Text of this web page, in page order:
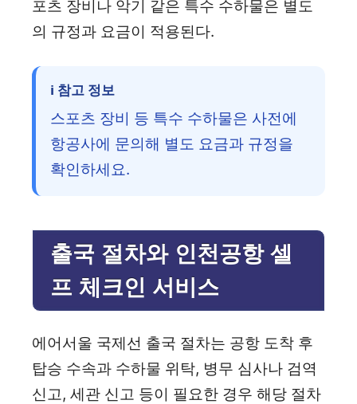
포츠 장비나 악기 같은 특수 수하물은 별도
의 규정과 요금이 적용된다.
ℹ️ 참고 정보
스포츠 장비 등 특수 수하물은 사전에
항공사에 문의해 별도 요금과 규정을
확인하세요.
출국 절차와 인천공항 셀
프 체크인 서비스
에어서울 국제선 출국 절차는 공항 도착 후
탑승 수속과 수하물 위탁, 병무 심사나 검역
신고, 세관 신고 등이 필요한 경우 해당 절차